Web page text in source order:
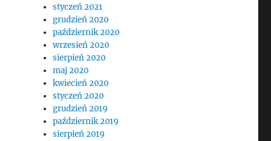
styczeń 2021
grudzień 2020
październik 2020
wrzesień 2020
sierpień 2020
maj 2020
kwiecień 2020
styczeń 2020
grudzień 2019
październik 2019
sierpień 2019